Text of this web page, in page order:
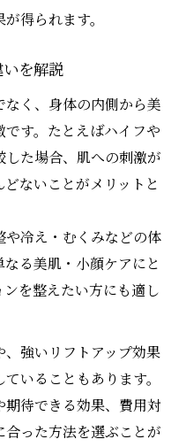
得られます。
を解説
く、身体の内側から美
す。たとえばハイフや
た場合、肌への刺激が
ないことがメリットと
冷え・むくみなどの体
る美肌・小顔ケアにと
を整えたい方にも適し
強いリフトアップ効果
いることもあります。
待できる効果、費用対
った方法を選ぶことが